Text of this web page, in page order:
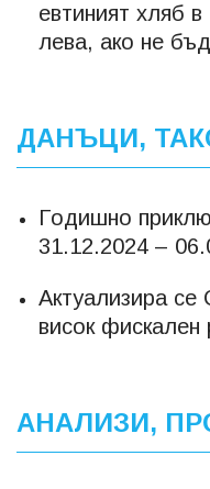
евтиният хляб
лева, ако не
ДАНЪЦИ,
Годишно
31.12.2024 –
Актуализира се
висок фискален
АНАЛИЗИ,